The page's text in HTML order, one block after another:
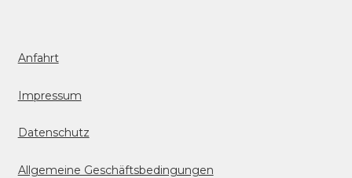
Anfahrt
Impressum
Datenschutz
Allgemeine Geschäftsbedingungen